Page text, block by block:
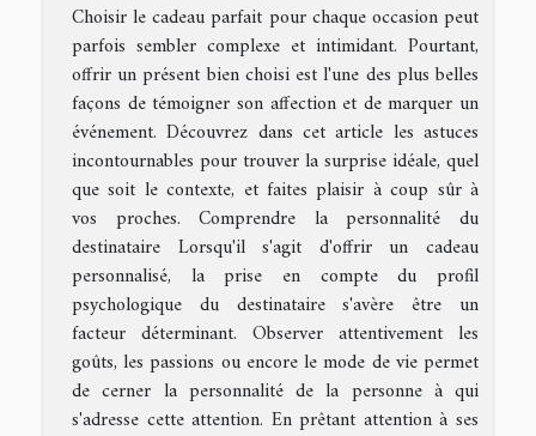
Choisir le cadeau parfait pour chaque occasion peut
parfois sembler complexe et intimidant. Pourtant,
offrir un présent bien choisi est l'une des plus belles
façons de témoigner son affection et de marquer un
événement. Découvrez dans cet article les astuces
incontournables pour trouver la surprise idéale, quel
que soit le contexte, et faites plaisir à coup sûr à
vos proches. Comprendre la personnalité du
destinataire Lorsqu'il s'agit d'offrir un cadeau
personnalisé, la prise en compte du profil
psychologique du destinataire s'avère être un
facteur déterminant. Observer attentivement les
goûts, les passions ou encore le mode de vie permet
de cerner la personnalité de la personne à qui
s'adresse cette attention. En prêtant attention à ses